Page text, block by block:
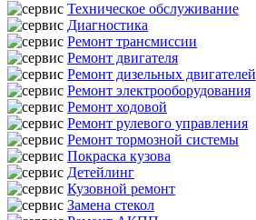
Техническое обслуживание
Диагностика
Ремонт трансмиссии
Ремонт двигателя
Ремонт дизельных двигателей
Ремонт электрооборудования
Ремонт ходовой
Ремонт рулевого управления
Ремонт тормозной системы
Покраска кузова
Детейлинг
Кузовной ремонт
Замена стекол